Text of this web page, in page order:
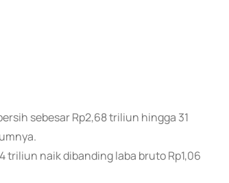
sebesar Rp2,68 triliun hingga 31
triliun naik dibanding laba bruto Rp1,06